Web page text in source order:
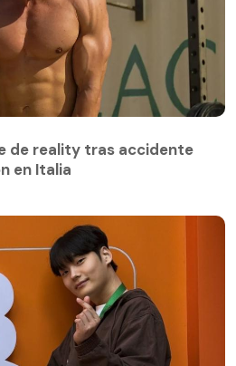
de reality tras accidente
en Italia